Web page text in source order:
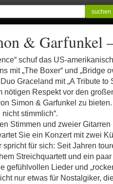
suchen
& Garfunkel
schuf das US-
mit „The Boxer“ und „Bridge
Graceland mit „A Tribute
nötigen Respekt vor den
Simon & Garfunkel zu
stimmlich“.
Stimmen und zweier
Sie ein Konzert mit zwei
für sich: Seit Jahren
Streichquartett und ein
gefühlvollen Lieder und
nur etwas für Nostalgiker,